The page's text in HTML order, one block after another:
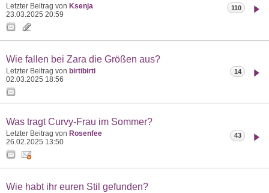
Letzter Beitrag von Ksenja
23.03.2025 20:59
110
Wie fallen bei Zara die Größen aus?
Letzter Beitrag von birtibirti
02.03.2025 18:56
14
Was tragt Curvy-Frau im Sommer?
Letzter Beitrag von Rosenfee
26.02.2025 13:50
43
Wie habt ihr euren Stil gefunden?